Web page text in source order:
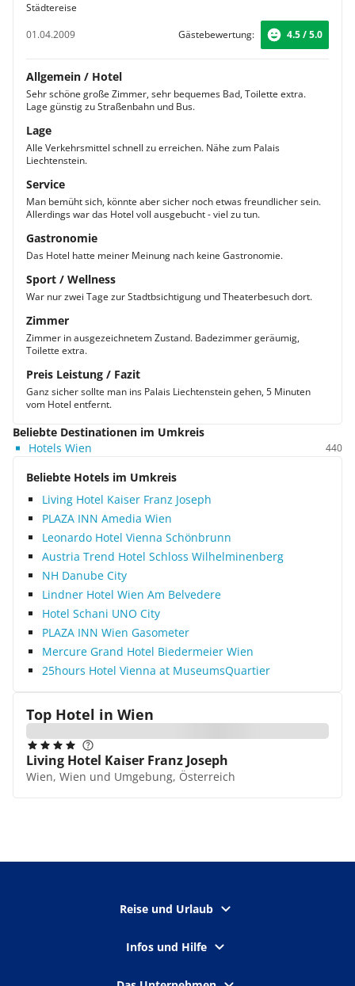
Städtereise
01.04.2009
Gästebewertung: 4.5 / 5.0
Allgemein / Hotel
Sehr schöne große Zimmer, sehr bequemes Bad, Toilette extra.
Lage günstig zu Straßenbahn und Bus.
Lage
Alle Verkehrsmittel schnell zu erreichen. Nähe zum Palais
Liechtenstein.
Service
Man bemüht sich, könnte aber sicher noch etwas freundlicher sein.
Allerdings war das Hotel voll ausgebucht - viel zu tun.
Gastronomie
Das Hotel hatte meiner Meinung nach keine Gastronomie.
Sport / Wellness
War nur zwei Tage zur Stadtbsichtigung und Theaterbesuch dort.
Zimmer
Zimmer in ausgezeichnetem Zustand. Badezimmer geräumig,
Toilette extra.
Preis Leistung / Fazit
Ganz sicher sollte man ins Palais Liechtenstein gehen, 5 Minuten
vom Hotel entfernt.
Beliebte Destinationen im Umkreis
Hotels Wien
440
Beliebte Hotels im Umkreis
Living Hotel Kaiser Franz Joseph
PLAZA INN Amedia Wien
Leonardo Hotel Vienna Schönbrunn
Austria Trend Hotel Schloss Wilhelminenberg
NH Danube City
Lindner Hotel Wien Am Belvedere
Hotel Schani UNO City
PLAZA INN Wien Gasometer
Mercure Grand Hotel Biedermeier Wien
25hours Hotel Vienna at MuseumsQuartier
Top Hotel in Wien
Living Hotel Kaiser Franz Joseph
Wien, Wien und Umgebung, Österreich
Reise und Urlaub
Infos und Hilfe